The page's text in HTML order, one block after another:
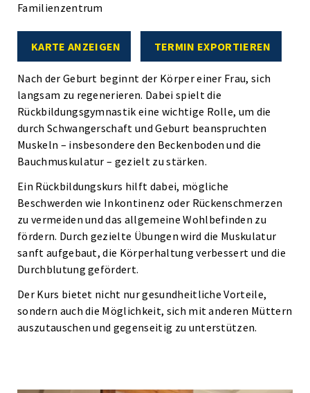
Familienzentrum
KARTE ANZEIGEN TERMIN EXPORTIEREN
Nach der Geburt beginnt der Körper einer Frau, sich
langsam zu regenerieren. Dabei spielt die
Rückbildungsgymnastik eine wichtige Rolle, um die
durch Schwangerschaft und Geburt beanspruchten
Muskeln – insbesondere den Beckenboden und die
Bauchmuskulatur – gezielt zu stärken.
Ein Rückbildungskurs hilft dabei, mögliche
Beschwerden wie Inkontinenz oder Rückenschmerzen
zu vermeiden und das allgemeine Wohlbefinden zu
fördern. Durch gezielte Übungen wird die Muskulatur
sanft aufgebaut, die Körperhaltung verbessert und die
Durchblutung gefördert.
Der Kurs bietet nicht nur gesundheitliche Vorteile,
sondern auch die Möglichkeit, sich mit anderen Müttern
auszutauschen und gegenseitig zu unterstützen.